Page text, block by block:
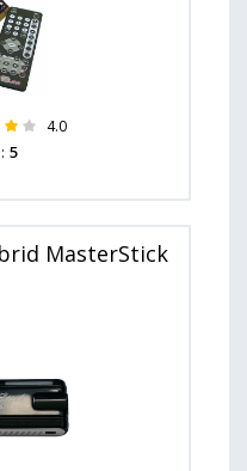
4.0
5
MasterStick